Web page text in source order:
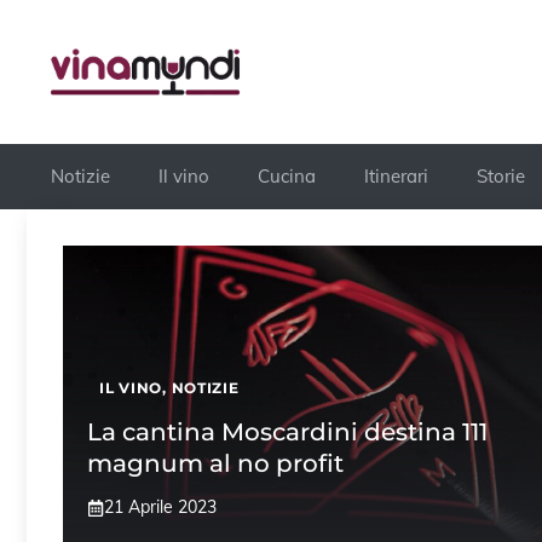
contenuto
Notizie Il vino Cucina Itinerari Storie
IL VINO, NOTIZIE
La cantina Moscardini destina 111
magnum al no profit
21 Aprile 2023